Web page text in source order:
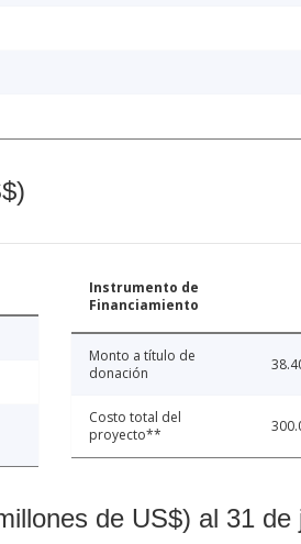
Instrumento de
Financiamiento
Monto a título de
donación
Costo total del
proyecto**
de US$) al 31 de